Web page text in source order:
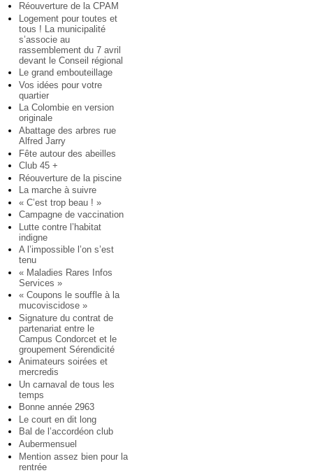
Réouverture de la CPAM
Logement pour toutes et
tous ! La municipalité
s’associe au
rassemblement du 7 avril
devant le Conseil régional
Le grand embouteillage
Vos idées pour votre
quartier
La Colombie en version
originale
Abattage des arbres rue
Alfred Jarry
Fête autour des abeilles
Club 45 +
Réouverture de la piscine
La marche à suivre
« C’est trop beau ! »
Campagne de vaccination
Lutte contre l’habitat
indigne
A l’impossible l’on s’est
tenu
« Maladies Rares Infos
Services »
« Coupons le souffle à la
mucoviscidose »
Signature du contrat de
partenariat entre le
Campus Condorcet et le
groupement Sérendicité
Animateurs soirées et
mercredis
Un carnaval de tous les
temps
Bonne année 2963
Le court en dit long
Bal de l’accordéon club
Aubermensuel
Mention assez bien pour la
rentrée